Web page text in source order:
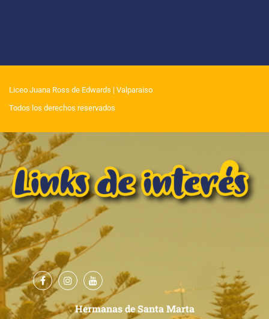
Liceo Juana Ross de Edwards | Valparaiso
Todos los derechos reservados
Hermanas de Santa Marta